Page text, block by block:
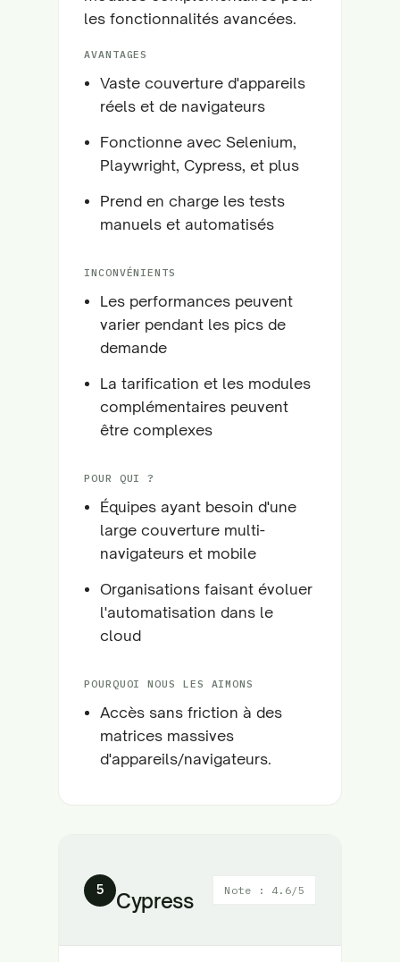
les fonctionnalités avancées.
AVANTAGES
Vaste couverture d'appareils
réels et de navigateurs
Fonctionne avec Selenium,
Playwright, Cypress, et plus
Prend en charge les tests
manuels et automatisés
INCONVÉNIENTS
Les performances peuvent
varier pendant les pics de
demande
La tarification et les modules
complémentaires peuvent
être complexes
POUR QUI ?
Équipes ayant besoin d'une
large couverture multi-
navigateurs et mobile
Organisations faisant évoluer
l'automatisation dans le
cloud
POURQUOI NOUS LES AIMONS
Accès sans friction à des
matrices massives
d'appareils/navigateurs.
5 Cypress Note : 4.6/5